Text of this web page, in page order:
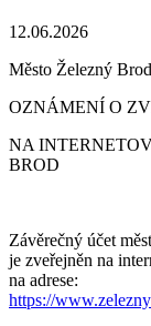
12.06.2026
Město Železný Brod
OZNÁMENÍ O
NA
BROD
Závěrečný účet
je zveřejněn na
na adrese:
https://